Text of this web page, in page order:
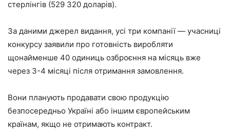
стерлінгів (529 320 доларів).
За даними джерел видання, усі три компанії — учасниці
конкурсу заявили про готовність виробляти
щонайменше 40 одиниць озброєння на місяць вже
через 3-4 місяці після отримання замовлення.
Вони планують продавати свою продукцію
безпосередньо Україні або іншим європейським
країнам, якщо не отримають контракт.